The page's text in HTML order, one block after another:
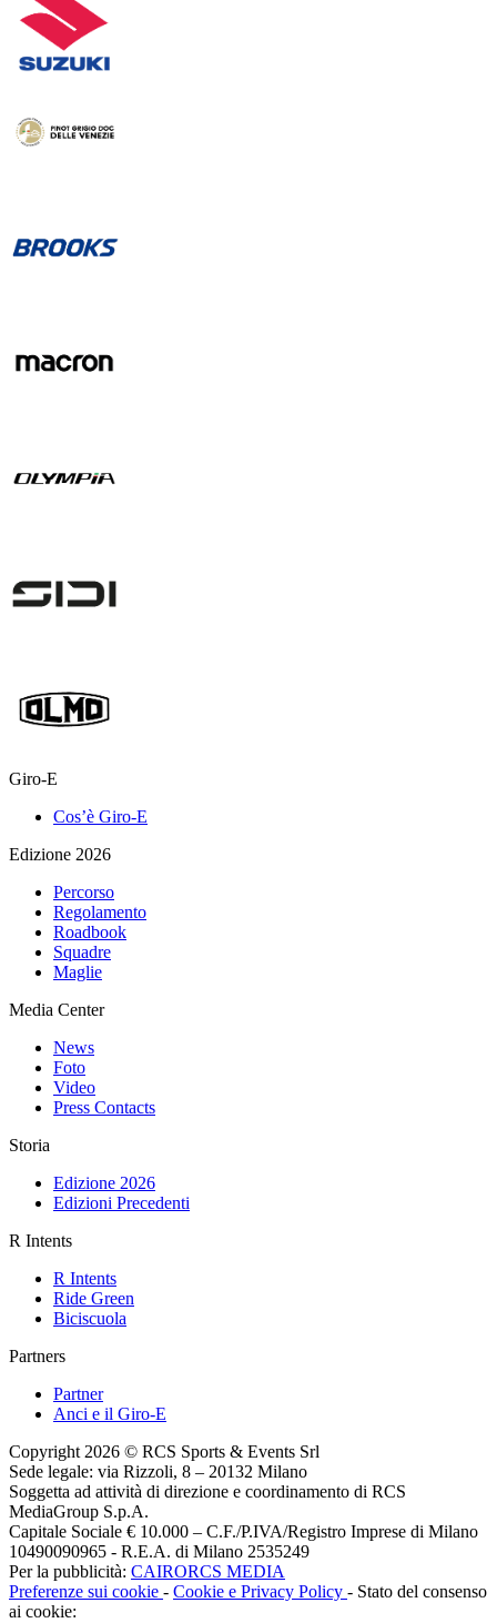
Giro-E
Cos’è Giro-E
Edizione 2026
Percorso
Regolamento
Roadbook
Squadre
Maglie
Media Center
News
Foto
Video
Press Contacts
Storia
Edizione 2026
Edizioni Precedenti
R Intents
R Intents
Ride Green
Biciscuola
Partners
Partner
Anci e il Giro-E
Copyright 2026 © RCS Sports & Events Srl
Sede legale: via Rizzoli, 8 – 20132 Milano
Soggetta ad attività di direzione e coordinamento di RCS
MediaGroup S.p.A.
Capitale Sociale € 10.000 – C.F./P.IVA/Registro Imprese di Milano
10490090965 - R.E.A. di Milano 2535249
Per la pubblicità: CAIRORCS MEDIA
Preferenze sui cookie - Cookie e Privacy Policy - Stato del consenso
ai cookie: